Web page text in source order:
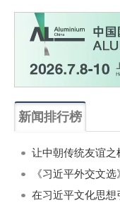
新闻排行榜
《习近平外交文